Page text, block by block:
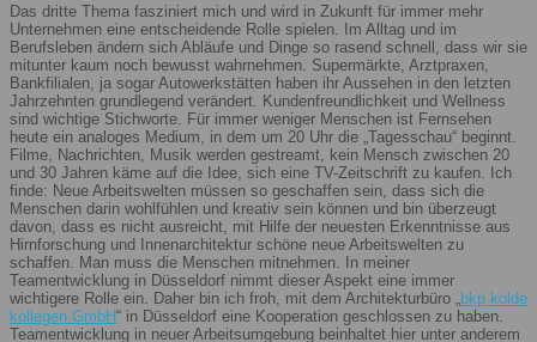
Das dritte Thema fasziniert mich und wird in Zukunft für immer mehr
Unternehmen eine entscheidende Rolle spielen. Im Alltag und im
Berufsleben ändern sich Abläufe und Dinge so rasend schnell, dass wir sie
mitunter kaum noch bewusst wahrnehmen. Supermärkte, Arztpraxen,
Bankfilialen, ja sogar Autowerkstätten haben ihr Aussehen in den letzten
Jahrzehnten grundlegend verändert. Kundenfreundlichkeit und Wellness
sind wichtige Stichworte. Für immer weniger Menschen ist Fernsehen
heute ein analoges Medium, in dem um 20 Uhr die „Tagesschau“ beginnt.
Filme, Nachrichten, Musik werden gestreamt, kein Mensch zwischen 20
und 30 Jahren käme auf die Idee, sich eine TV-Zeitschrift zu kaufen. Ich
finde: Neue Arbeitswelten müssen so geschaffen sein, dass sich die
Menschen darin wohlfühlen und kreativ sein können und bin überzeugt
davon, dass es nicht ausreicht, mit Hilfe der neuesten Erkenntnisse aus
Hirnforschung und Innenarchitektur schöne neue Arbeitswelten zu
schaffen. Man muss die Menschen mitnehmen. In meiner
Teamentwicklung in Düsseldorf nimmt dieser Aspekt eine immer
wichtigere Rolle ein. Daher bin ich froh, mit dem Architekturbüro „bkp kolde
kollegen GmbH“ in Düsseldorf eine Kooperation geschlossen zu haben.
Teamentwicklung in neuer Arbeitsumgebung beinhaltet hier unter anderem